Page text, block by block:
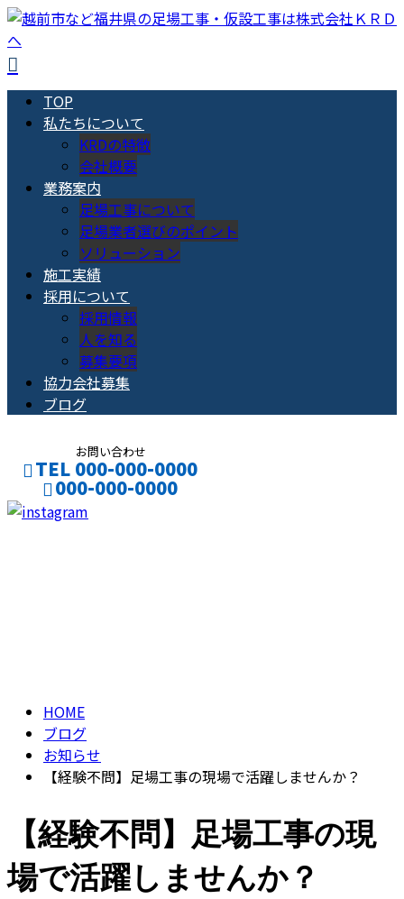
TOP
私たちについて
KRDの特徴
会社概要
業務案内
足場工事について
足場業者選びのポイント
ソリューション
施工実績
採用について
採用情報
人を知る
募集要項
協力会社募集
ブログ
お問い合わせ
TEL 000-000-0000
000-000-0000
HOME
ブログ
お知らせ
【経験不問】足場工事の現場で活躍しませんか？
【経験不問】足場工事の現
場で活躍しませんか？